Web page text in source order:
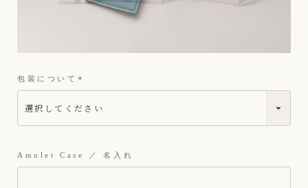
包装について
(
須
Amulet Case ／ 名入れ